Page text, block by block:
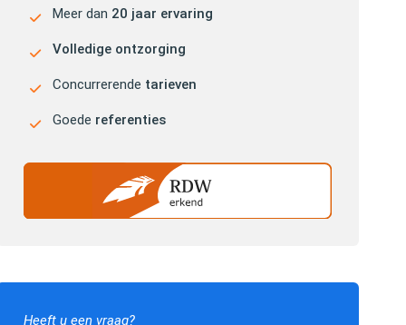
Meer dan 20 jaar ervaring
Volledige ontzorging
Concurrerende tarieven
Goede referenties
Heeft u een vraag?